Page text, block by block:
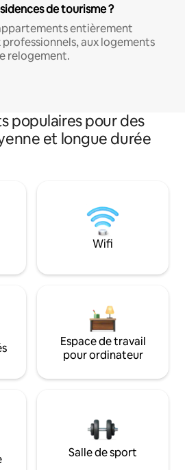
de tourisme ?
entièrement
aux logements
relogement.
populaires pour des
et longue durée
Wifi
Espace de travail
pour ordinateur
Salle de sport